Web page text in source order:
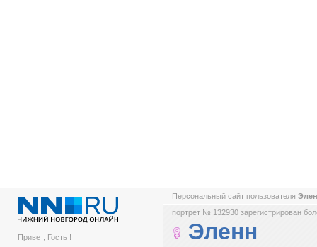
Привет, Гость !
Персональный сайт пользователя
портрет № 132930 зарегистрирован
Эленн